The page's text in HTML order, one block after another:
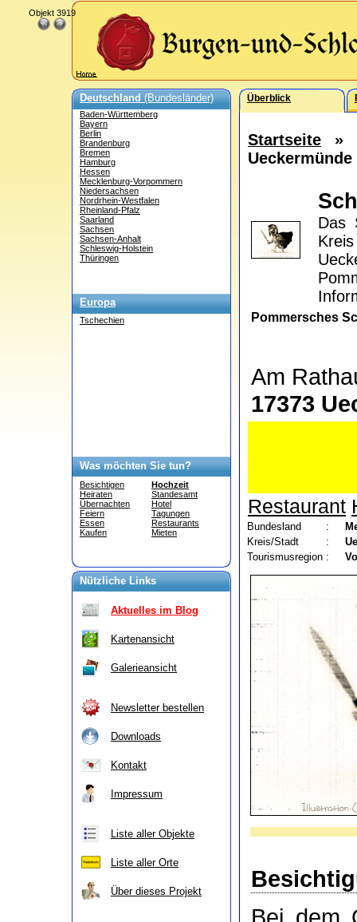
Deutschland(Bundesländer)
Baden-Württemberg
Bayern
Berlin
Brandenburg
Bremen
Hamburg
Hessen
Mecklenburg-Vorpommern
Niedersachsen
Nordrhein-Westfalen
Rheinland-Pfalz
Saarland
Sachsen
Sachsen-Anhalt
Schleswig-Holstein
Thüringen
Europa
Tschechien
Was möchten Sie tun?
Besichtigen
Heiraten
Übernachten
Feiern
Essen
Kaufen
Hochzeit
Standesamt
Hotel
Tagungen
Restaurants
Mieten
Nützliche Links
Aktuelles im Blog
Kartenansicht
Galerieansicht
Newsletter bestellen
Downloads
Kontakt
Impressum
Liste aller Objekte
Liste aller Orte
Über dieses Projekt
Überblick
Startseite »
Ueckermünde
Das
Pommersches
Am
17373
Restaurant
Bundesland :
Kreis/Stadt
:
Tourismusregion :
Objekt 3919